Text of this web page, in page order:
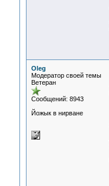
Oleg
Модератор своей темы
Ветеран
Сообщений: 8943
Йожык в нирване